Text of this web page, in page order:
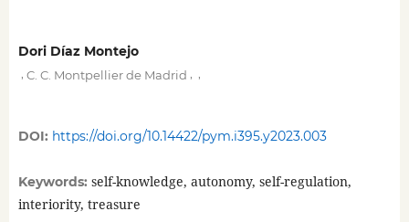
Dori Díaz Montejo
C. C. Montpellier de Madrid
DOI: https://doi.org/10.14422/pym.i395.y2023.003
Keywords: self-knowledge, autonomy, self-regulation,
interiority, treasure